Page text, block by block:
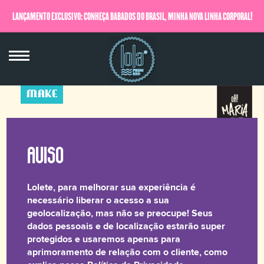
LANÇAMENTO EXCLUSIVO: CONHEÇA BABADOS DO BRASIL, MINHA NOVA LINHA CORPORAL!
QUERO SABER MAIS
MAKE
oH! Liner
☆☆☆☆☆
Para dar aquela marcada no olhar nossa linha oH! Liner
veio com tudo e um pouco mais para completar a sua
make bapho!
Lolete, para melhorar sua experiência é
necessário liberar o acesso a sua
geolocalização, mas não se preocupe! Seus
dados pessoais e de localização estarão super
protegidos e usaremos apenas para
aprimoramento de relação com o cliente, como